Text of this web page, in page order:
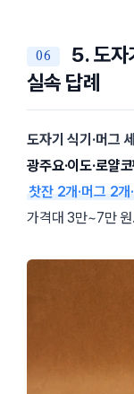
5. 도자
실속 답례
도자기 식기·머그
광주요·이도·로얄
찻잔 2개·머그 2개
가격대 3만~7만 원.